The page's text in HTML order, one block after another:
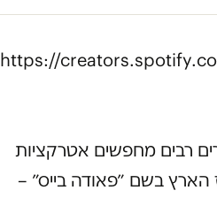
https://
רבים מחפשים אטרקציות
בשם ״פאודה בייס״ –